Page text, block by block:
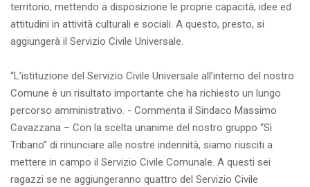
territorio, mettendo a disposizione le proprie capacità, idee ed
attitudini in attività culturali e sociali. A questo, presto, si
aggiungerà il Servizio Civile Universale.
“L’istituzione del Servizio Civile Universale all’interno del nostro
Comune è un risultato importante che ha richiesto un lungo
percorso amministrativo. - Commenta il Sindaco Massimo
Cavazzana – Con la scelta unanime del nostro gruppo “Sì
Tribano” di rinunciare alle nostre indennità, siamo riusciti a
mettere in campo il Servizio Civile Comunale. A questi sei
ragazzi se ne aggiungeranno quattro del Servizio Civile